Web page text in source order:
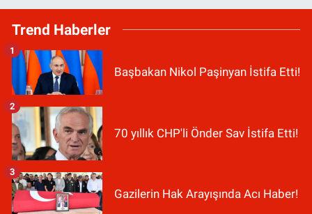
Trend Haberler
Başbakan Nikol Paşinyan İstifa Etti!
1
70 yıllık CHP'li Önder Sav İstifa Etti!
2
Gazilerin Hak Arayışında Acı Haber!
3